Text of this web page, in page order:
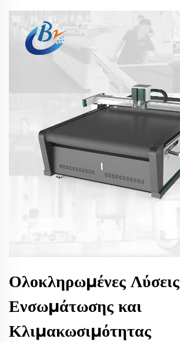
Ολοκληρωμένες Λύσεις
Ενσωμάτωσης και
Κλιμακωσιμότητας